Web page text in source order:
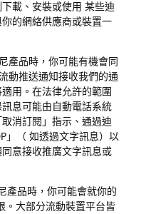
載、安裝或使用 某些迪
的網絡供應商或裝置一
產品時，你可能有機會同
動推送通知接收我們的通
用。在法律允許的範圍
息可能由自動電話系統
消訂閱」指示、通過迪
」
（ 如透過文字訊息）以
意接收推廣文字訊息或
產品時，你可能會就你的
。大部分流動裝置平台皆